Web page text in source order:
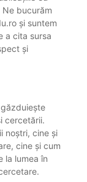
bucurăm
și suntem
a cita sursa
și
cercetării.
noștri, cine și
cine și cum
la lumea în